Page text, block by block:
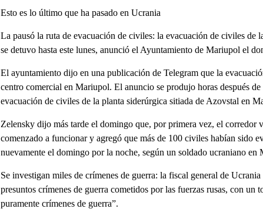
Esto es lo último que ha pasado en Ucrania
La pausó la ruta de evacuación de civiles: la evacuación de civiles de
se detuvo hasta este lunes, anunció el Ayuntamiento de Mariupol el
El ayuntamiento dijo en una publicación de Telegram que la
centro comercial en Mariupol. El anuncio se produjo horas después
evacuación de civiles de la planta siderúrgica sitiada de Azovstal en
Zelensky dijo más tarde el domingo que, por primera vez, el corredor
comenzado a funcionar y agregó que más de 100 civiles habían sido
nuevamente el domingo por la noche, según un soldado ucraniano
Se investigan miles de crímenes de guerra: la fiscal general de
presuntos crímenes de guerra cometidos por las fuerzas rusas, con un
puramente crímenes de guerra”.